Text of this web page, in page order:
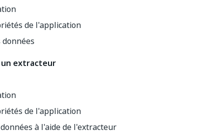
de l'application
données
un extracteur
de l'application
à l'aide de l'extracteur